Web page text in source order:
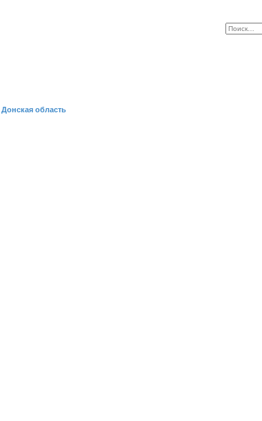
Донская область